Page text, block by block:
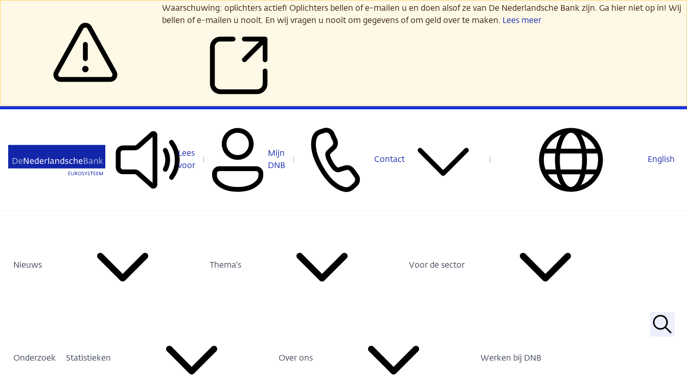
Waarschuwing: oplichters actief! Oplichters bellen of e-mailen u en doen alsof ze van De Nederlandsche Bank zijn. Ga hier niet op in! Wij
bellen of e-mailen u nooit. En wij vragen u nooit om gegevens of om geld over te maken. Lees meer
Lees
voor
Mijn
DNB
Contact English
Nieuws Thema's Voor de sector
Onderzoek Statistieken Over ons Werken bij DNB
Zoek